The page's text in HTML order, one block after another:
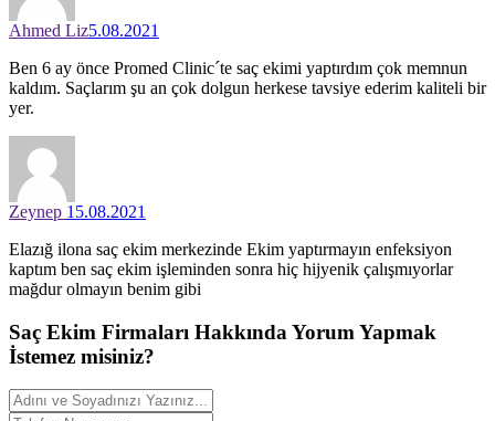
Ahmed Liz5.08.2021
Ben 6 ay önce Promed Clinic´te saç ekimi yaptırdım çok memnun
kaldım. Saçlarım şu an çok dolgun herkese tavsiye ederim kaliteli bir
yer.
Zeynep 15.08.2021
Elazığ ilona saç ekim merkezinde Ekim yaptırmayın enfeksiyon
kaptım ben saç ekim işleminden sonra hiç hijyenik çalışmıyorlar
mağdur olmayın benim gibi
Saç Ekim Firmaları Hakkında Yorum Yapmak
İstemez misiniz?